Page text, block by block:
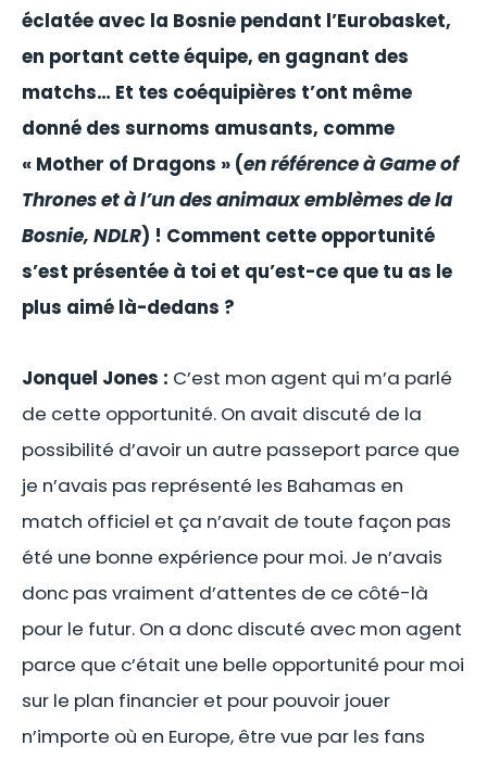
éclatée avec la Bosnie pendant l’Eurobasket,
en portant cette équipe, en gagnant des
matchs… Et tes coéquipières t’ont même
donné des surnoms amusants, comme
« Mother of Dragons » (en référence à Game of
Thrones et à l’un des animaux emblèmes de la
Bosnie, NDLR) ! Comment cette opportunité
s’est présentée à toi et qu’est-ce que tu as le
plus aimé là-dedans ?
Jonquel Jones : C’est mon agent qui m’a parlé
de cette opportunité. On avait discuté de la
possibilité d’avoir un autre passeport parce que
je n’avais pas représenté les Bahamas en
match officiel et ça n’avait de toute façon pas
été une bonne expérience pour moi. Je n’avais
donc pas vraiment d’attentes de ce côté-là
pour le futur. On a donc discuté avec mon agent
parce que c’était une belle opportunité pour moi
sur le plan financier et pour pouvoir jouer
n’importe où en Europe, être vue par les fans